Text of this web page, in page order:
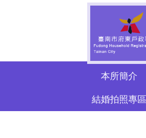
本所簡介
結婚拍照專區